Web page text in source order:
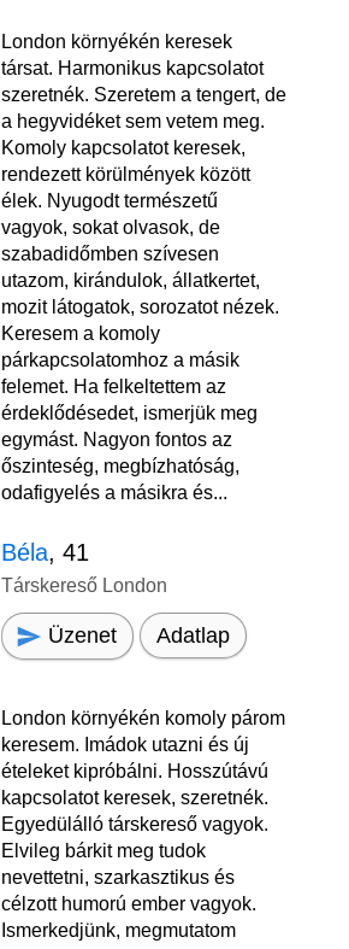
London környékén keresek
társat. Harmonikus kapcsolatot
szeretnék. Szeretem a tengert, de
a hegyvidéket sem vetem meg.
Komoly kapcsolatot keresek,
rendezett körülmények között
élek. Nyugodt természetű
vagyok, sokat olvasok, de
szabadidőmben szívesen
utazom, kirándulok, állatkertet,
mozit látogatok, sorozatot nézek.
Keresem a komoly
párkapcsolatomhoz a másik
felemet. Ha felkeltettem az
érdeklődésedet, ismerjük meg
egymást. Nagyon fontos az
őszinteség, megbízhatóság,
odafigyelés a másikra és...
Béla, 41
Társkereső London
Üzenet Adatlap
London környékén komoly párom
keresem. Imádok utazni és új
ételeket kipróbálni. Hosszútávú
kapcsolatot keresek, szeretnék.
Egyedülálló társkereső vagyok.
Elvileg bárkit meg tudok
nevettetni, szarkasztikus és
célzott humorú ember vagyok.
Ismerkedjünk, megmutatom